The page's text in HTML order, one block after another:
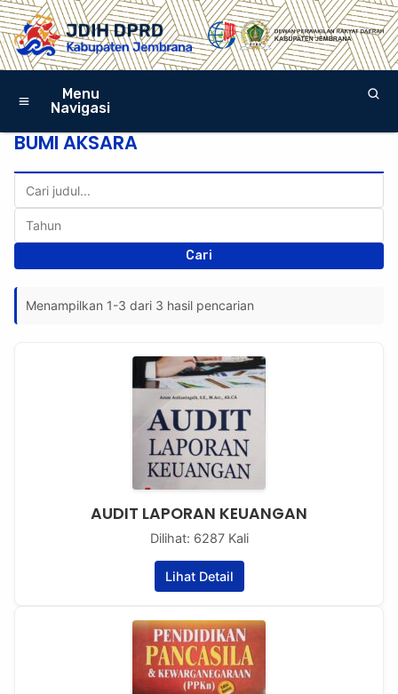
Menu
Navigasi
BUMI AKSARA
Cari
Menampilkan 1-3 dari 3 hasil pencarian
AUDIT LAPORAN KEUANGAN
Dilihat: 6287 Kali
Lihat Detail